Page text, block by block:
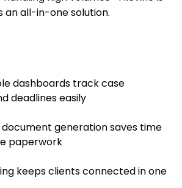
an all-in-one solution.
dashboards track case
deadlines easily
generation saves time
paperwork
keeps clients connected in one